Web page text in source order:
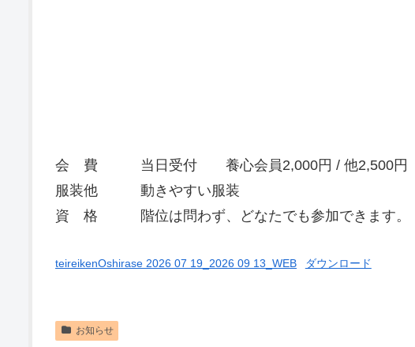
会 費 当日受付 養心会員2,000円 / 他2,500円
服装他 動きやすい服装
資 格 階位は問わず、どなたでも参加できます。
teireikenOshirase 2026 07 19_2026 09 13_WEB ダウンロード
お知らせ